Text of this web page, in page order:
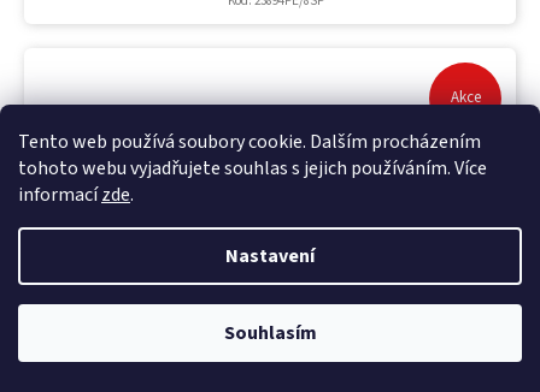
Tento web používá soubory cookie. Dalším procházením
tohoto webu vyjadřujete souhlas s jejich používáním. Více
informacízde.
Nastavení
Souhlasím
Akce